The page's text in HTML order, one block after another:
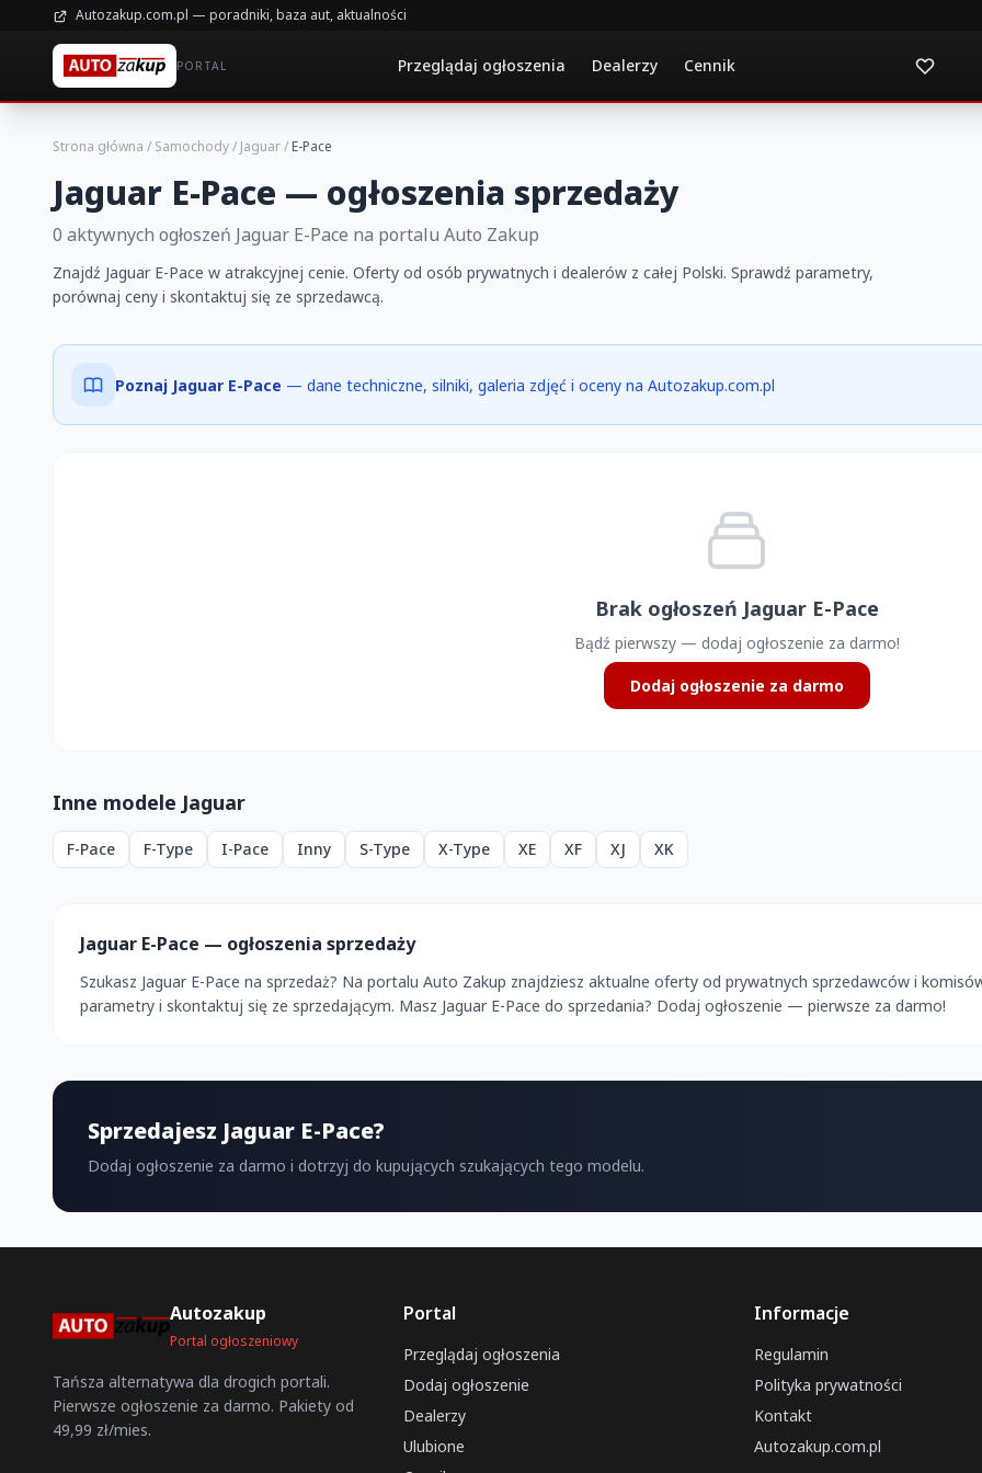
Autozakup.com.pl — poradniki, baza aut, aktualności
PORTAL Przeglądaj ogłoszenia Dealerzy Cennik
Strona główna / Samochody/ Jaguar/E-Pace
Jaguar E-Pace — ogłoszenia sprzedaży
0 aktywnych ogłoszeń Jaguar E-Pace na portalu Auto Zakup
Znajdź Jaguar E-Pace w atrakcyjnej cenie. Oferty od osób prywatnych i dealerów z całej Polski. Sprawdź parametry,
porównaj ceny i skontaktuj się ze sprzedawcą.
Poznaj Jaguar E-Pace — dane techniczne, silniki, galeria zdjęć i oceny na Autozakup.com.pl
Brak ogłoszeń Jaguar E-Pace
Bądź pierwszy — dodaj ogłoszenie za darmo!
Dodaj ogłoszenie za darmo
Inne modele Jaguar
F-Pace F-Type I-Pace Inny S-Type X-Type XE XF XJ XK
Jaguar E-Pace — ogłoszenia sprzedaży
Szukasz Jaguar E-Pace na sprzedaż? Na portalu Auto Zakup znajdziesz aktualne oferty od prywatnych sprzedawców i
parametry i skontaktuj się ze sprzedającym. Masz Jaguar E-Pace do sprzedania? Dodaj ogłoszenie — pierwsze za darmo!
Sprzedajesz Jaguar E-Pace?
Dodaj ogłoszenie za darmo i dotrzyj do kupujących szukających tego modelu.
Autozakup
Portal ogłoszeniowy
Tańsza alternatywa dla drogich portali.
Pierwsze ogłoszenie za darmo. Pakiety od
49,99 zł/mies.
Portal
Przeglądaj ogłoszenia
Dodaj ogłoszenie
Dealerzy
Ulubione
Informacje
Regulamin
Polityka prywatności
Kontakt
Autozakup.com.pl